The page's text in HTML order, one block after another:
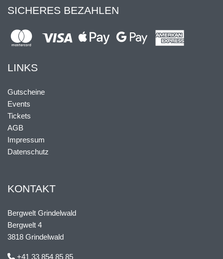
SICHERES BEZAHLEN
LINKS
Gutscheine
Events
Tickets
AGB
Impressum
Datenschutz
KONTAKT
Bergwelt Grindelwald
Bergwelt 4
3818 Grindelwald
+41 33 854 85 85